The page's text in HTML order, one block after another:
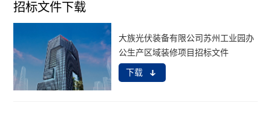
招标文件下载
大族光伏装备有限公司苏州工业园办
公生产区域装修项目招标文件
下载